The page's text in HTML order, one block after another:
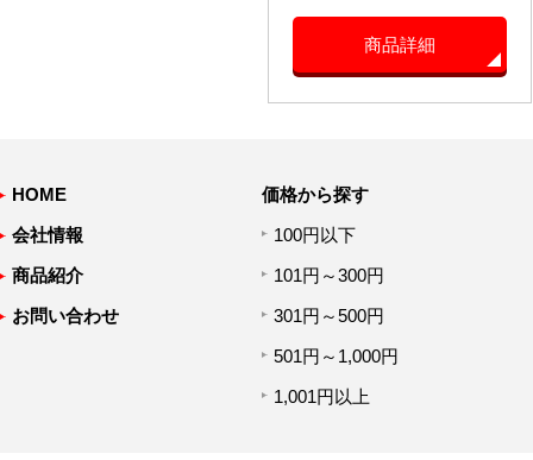
商品詳細
HOME
会社情報
商品紹介
お問い合わせ
価格から探す
100円以下
101円～300円
301円～500円
501円～1,000円
1,001円以上